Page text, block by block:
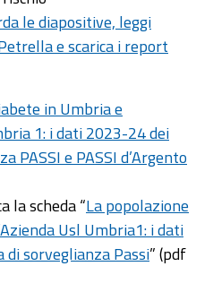
le diapositive, leggi
e scarica i report
in Umbria e
1: i dati 2023-24 dei
PASSI e PASSI d’Argento
la scheda “La popolazione
Usl Umbria1: i dati
sorveglianza Passi” (pdf